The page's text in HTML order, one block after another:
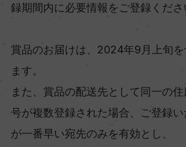
録期間内に必要情報をご登録くださ
賞品のお届けは、2024年9月上旬を
ます。
また、賞品の配送先として同一の
号が複数登録された場合、ご登録
が一番早い宛先のみを有効とし、